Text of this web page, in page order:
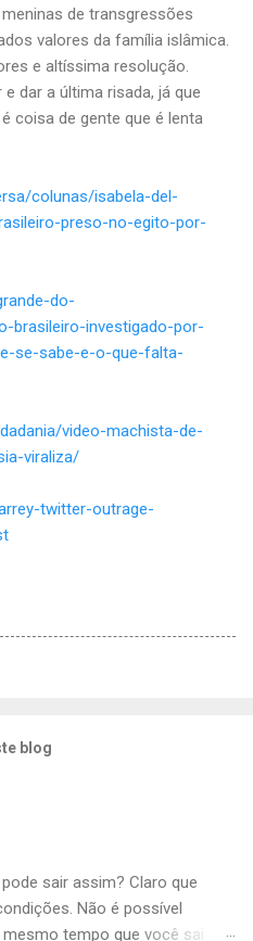
de transgressões
valores da família islâmica.
e altíssima resolução.
dar a última risada, já que
coisa de gente que é lenta
colunas/isabela-del-
preso-no-egito-por-
do-
brasileiro-investigado-por-
se-sabe-e-o-que-falta-
video-machista-de-
viraliza/
twitter-outrage-
blog
sair assim? Claro que
Não é possível
tempo que você sai